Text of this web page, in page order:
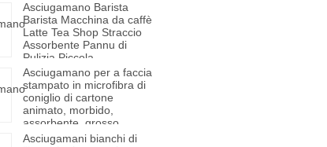
Asciugamano Barista
Barista Macchina da caffè
Latte Tea Shop Straccio
Assorbente Pannu di
Pulizia Piccola
Asciugamano Quadratu
Bianco Asciugamano
Asciugamano per a faccia
stampato in microfibra di
coniglio di cartone
animato, morbido,
assorbente, grosso,
regalo, asciugamano per
Asciugamani bianchi di